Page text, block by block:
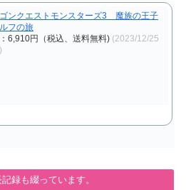
ゴンクエストモンスターズ3 魔族の王子
フの旅
6,910円（税込、送料無料) (2023/12/25
録も綴っています。